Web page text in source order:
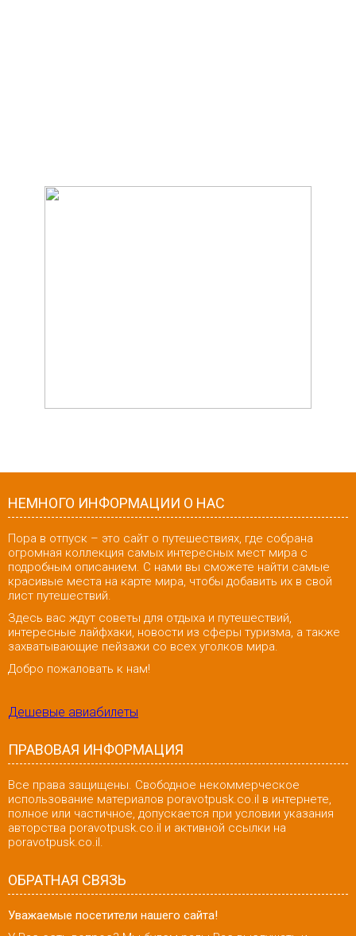
НЕМНОГО ИНФОРМАЦИИ О НАС
Пора в отпуск – это сайт о путешествиях, где собрана
огромная коллекция самых интересных мест мира с
подробным описанием. С нами вы сможете найти самые
красивые места на карте мира, чтобы добавить их в свой
лист путешествий.
Здесь вас ждут советы для отдыха и путешествий,
интересные лайфхаки, новости из сферы туризма, а также
захватывающие пейзажи со всех уголков мира.
Добро пожаловать к нам!
Дешевые авиабилеты
ПРАВОВАЯ ИНФОРМАЦИЯ
Все права защищены. Свободное некоммерческое
использование материалов poravotpusk.co.il в интернете,
полное или частичное, допускается при условии указания
авторства poravotpusk.co.il и активной ссылки на
poravotpusk.co.il.
ОБРАТНАЯ СВЯЗЬ
Уважаемые посетители нашего сайта!